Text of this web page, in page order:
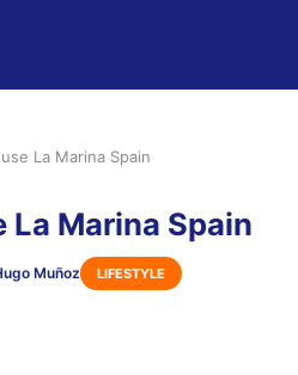
La Marina Spain
La Marina Spain
Muñoz LIFESTYLE